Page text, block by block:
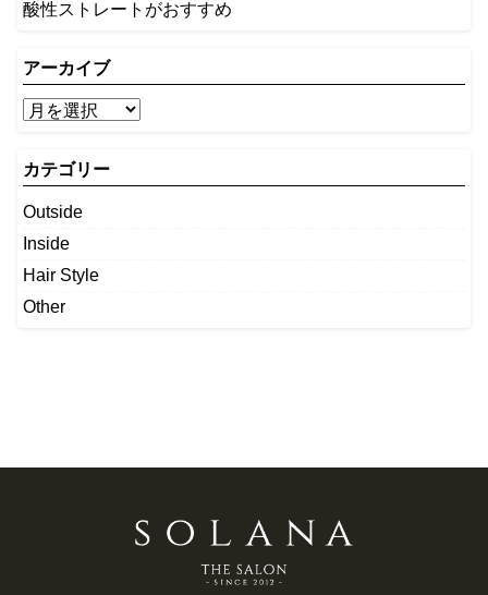
酸性ストレートがおすすめ
アーカイブ
カテゴリー
Outside
Inside
Hair Style
Other